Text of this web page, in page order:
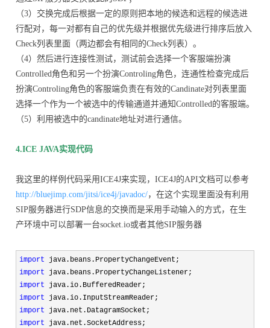
（3）交换完成后根据一定的原则把本地的候选和远程的候选进
行配对，每一对都有自己的优先级并根据优先级进行排序后放入
Check列表里面（两边都会有相同的Check列表）。
（4）然后进行连接性测试，测试前会选择一个客服端扮演
Controlled角色和另一个扮演Controling角色，连通性检查完成后
扮演Controling角色的客服端负责在有效的Candinate对列表里面
选择一个作为一个被选中的传输通道并通知Controlled的客服端。
（5）利用被选中的candinate地址对进行通信。
4.ICE JAVA实现代码
我这里的样例代码采用ICE4J来实现，ICE4J的API文档可以参考
http://bluejimp.com/jitsi/ice4j/javadoc/，在这个实现里面没有利用
SIP服务器进行SDP信息的交换而是采用手动输入的方式，在生
产环境中可以部署一台socket.io或者其他SIP服务器
import
import
import
import
import
import